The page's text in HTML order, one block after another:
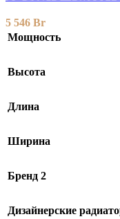
5 546 Br
Мощность
Высота
Длина
Ширина
Бренд 2
Дизайнерские